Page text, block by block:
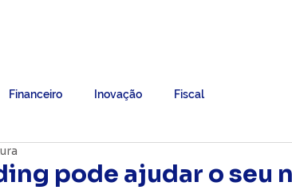
Financeiro Inovação Fiscal
pode ajudar o seu